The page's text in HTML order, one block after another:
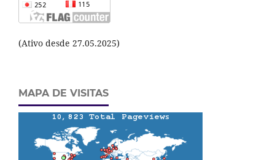
(Ativo desde 27.05.2025)
MAPA DE VISITAS